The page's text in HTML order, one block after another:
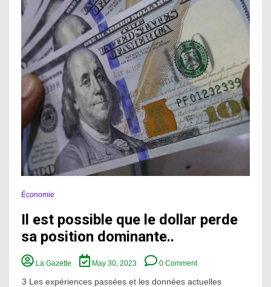
Économie
Il est possible que le dollar perde
sa position dominante..
La Gazette May 30, 2023 0 CommentIl
est
3 Les expériences passées et les données actuelles